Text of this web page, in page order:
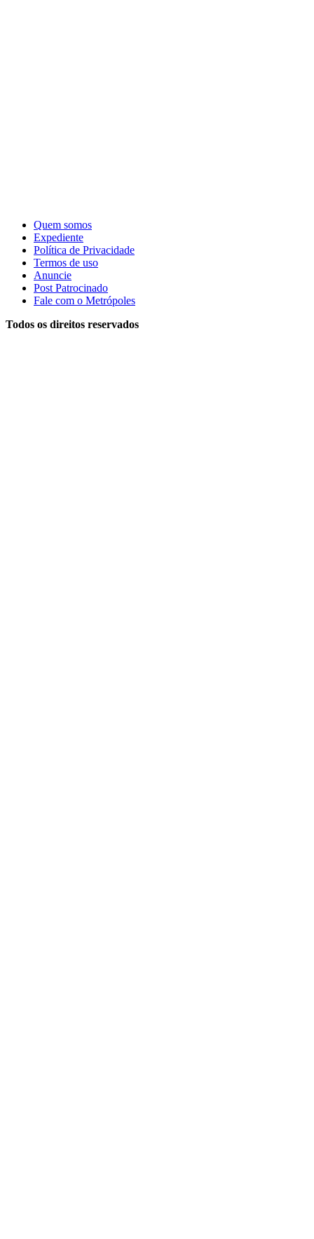
Quem somos
Expediente
Política de Privacidade
Termos de uso
Anuncie
Post Patrocinado
Fale com o Metrópoles
Todos os direitos reservados